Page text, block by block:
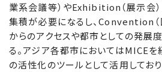
業系会議等）やExhibition（展示会
集積が必要になるし、Convention
からのアクセスや都市としての発展
る。アジア各都市においてはMICE
の活性化のツールとして活用してお